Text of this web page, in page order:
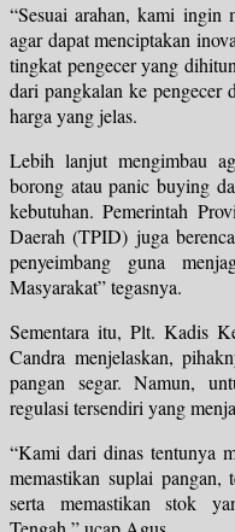
“Sesuai arahan, kami ingin
agar dapat menciptakan
tingkat pengecer yang
dari pangkalan ke pengecer
harga yang jelas.
Lebih lanjut mengimbau
borong atau panic buying
kebutuhan. Pemerintah
Daerah (TPID) juga
penyeimbang guna
Masyarakat” tegasnya.
Sementara itu, Plt. Kadis
Candra menjelaskan,
pangan segar. Namun,
regulasi tersendiri yang
“Kami dari dinas tentunya
memastikan suplai
serta memastikan stok